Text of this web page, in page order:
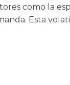
como la
Esta